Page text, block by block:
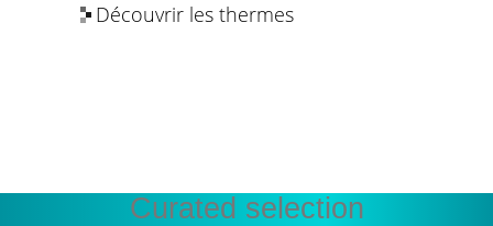
Découvrir les thermes
Curated selection